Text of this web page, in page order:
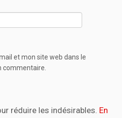
et mon site web dans le
commentaire.
réduire les indésirables. En